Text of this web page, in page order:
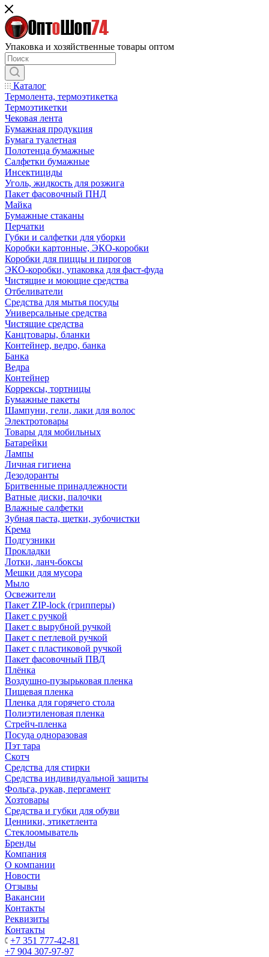
Упаковка и хозяйственные товары оптом
Каталог
Термолента, термоэтикетка
Термоэтикетки
Чековая лента
Бумажная продукция
Бумага туалетная
Полотенца бумажные
Салфетки бумажные
Инсектициды
Уголь, жидкость для розжига
Пакет фасовочный ПНД
Майка
Бумажные стаканы
Перчатки
Губки и салфетки для уборки
Коробки картонные, ЭКО-коробки
Коробки для пиццы и пирогов
ЭКО-коробки, упаковка для фаст-фуда
Чистящие и моющие средства
Отбеливатели
Средства для мытья посуды
Универсальные средства
Чистящие средства
Канцтовары, бланки
Контейнер, ведро, банка
Банка
Ведра
Контейнер
Коррексы, тортницы
Бумажные пакеты
Шампуни, гели, лаки для волос
Электротовары
Товары для мобильных
Батарейки
Лампы
Личная гигиена
Дезодоранты
Бритвенные принадлежности
Ватные диски, палочки
Влажные салфетки
Зубная паста, щетки, зубочистки
Крема
Подгузники
Прокладки
Лотки, ланч-боксы
Мешки для мусора
Мыло
Освежители
Пакет ZIP-lock (грипперы)
Пакет с ручкой
Пакет с вырубной ручкой
Пакет с петлевой ручкой
Пакет с пластиковой ручкой
Пакет фасовочный ПВД
Плёнка
Воздушно-пузырьковая пленка
Пищевая пленка
Пленка для горячего стола
Полиэтиленовая пленка
Стрейч-пленка
Посуда одноразовая
Пэт тара
Скотч
Средства для стирки
Средства индивидуальной защиты
Фольга, рукав, пергамент
Хозтовары
Средства и губки для обуви
Ценники, этикетлента
Стеклоомыватель
Бренды
Компания
О компании
Новости
Отзывы
Вакансии
Контакты
Реквизиты
Контакты
+7 351 777-42-81
+7 904 307-97-97